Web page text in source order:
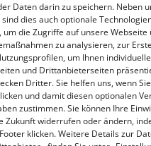
Daten darin zu speichern. Neben
dies auch optionale
die Zugriffe auf unsere Webseite
zu analysieren, zur
um Ihnen
und Drittanbieterseiten
Dritter. Sie helfen uns, wenn
und damit diesen optionalen
zustimmen. Sie können Ihre
Zukunft widerrufen oder ändern,
klicken. Weitere Details zur
GmbH
21 » D-46147
0 » F +49 208-8482-285
kempchen.de